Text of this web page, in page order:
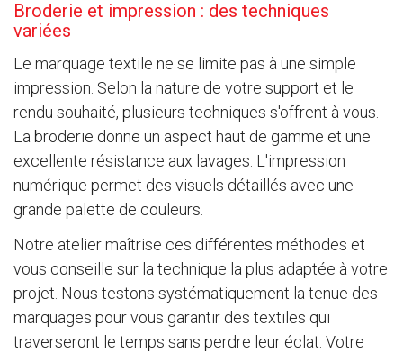
Broderie et impression : des techniques
variées
Le marquage textile ne se limite pas à une simple
impression. Selon la nature de votre support et le
rendu souhaité, plusieurs techniques s'offrent à vous.
La broderie donne un aspect haut de gamme et une
excellente résistance aux lavages. L'impression
numérique permet des visuels détaillés avec une
grande palette de couleurs.
Notre atelier maîtrise ces différentes méthodes et
vous conseille sur la technique la plus adaptée à votre
projet. Nous testons systématiquement la tenue des
marquages pour vous garantir des textiles qui
traverseront le temps sans perdre leur éclat. Votre